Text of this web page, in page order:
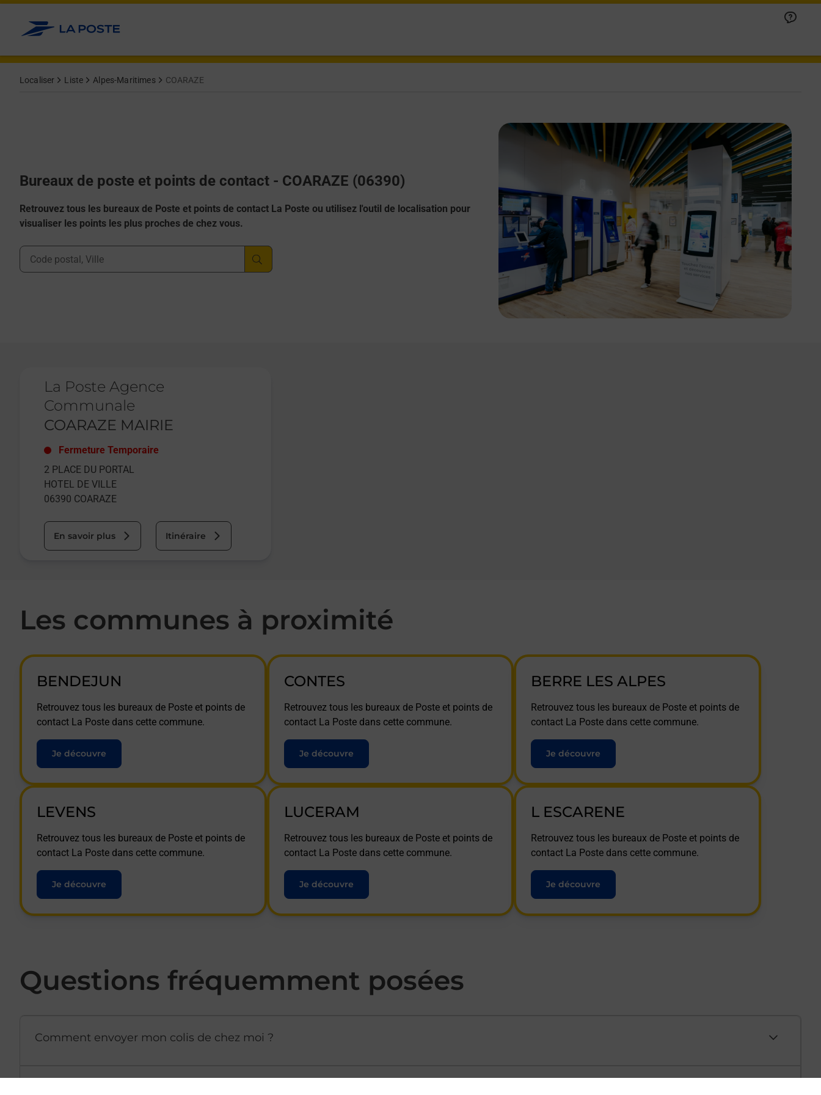
Allez au contenu
Localiser Liste Alpes-Maritimes COARAZE
Bureaux de poste et points de contact - COARAZE (06390)
Retrouvez tous les bureaux de Poste et points de contact La Poste ou utilisez l'outil de localisation pour
visualiser les points les plus proches de chez vous.
Ville, Département, Code Postal
La Poste Agence
Communale
COARAZE MAIRIE
Fermeture Temporaire
2 PLACE DU PORTAL
HOTEL DE VILLE
06390 COARAZE
En savoir plus Itinéraire
Les communes à proximité
BENDEJUN
Retrouvez tous les bureaux de Poste et points de
contact La Poste dans cette commune.
Je découvre
CONTES
Retrouvez tous les bureaux de Poste et points de
contact La Poste dans cette commune.
Je découvre
BERRE LES ALPES
Retrouvez tous les bureaux de Poste et points de
contact La Poste dans cette commune.
Je découvre
LEVENS
Retrouvez tous les bureaux de Poste et points de
contact La Poste dans cette commune.
Je découvre
LUCERAM
Retrouvez tous les bureaux de Poste et points de
contact La Poste dans cette commune.
Je découvre
L ESCARENE
Retrouvez tous les bureaux de Poste et points de
contact La Poste dans cette commune.
Je découvre
Questions fréquemment posées
Comment envoyer mon colis de chez moi ?
Afficher ou masquer la réponse
Afficher ou masquer la réponse
Afficher ou masquer la réponse
Afficher ou masquer la réponse
Afficher ou masquer la réponse